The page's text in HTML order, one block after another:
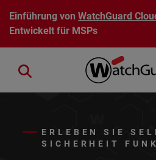
Direkt zum Inhalt
Einführung vonWatchGuard
Entwickelt für MSPs
Close search
ERLEBEN SIE
SICHERHEIT